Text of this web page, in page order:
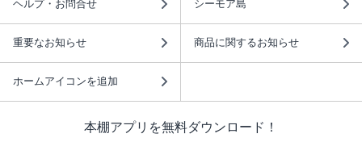
ヘルプ・お問合せ シーモア島
重要なお知らせ 商品に関するお知らせ
ホームアイコンを追加
本棚アプリを無料ダウンロード！